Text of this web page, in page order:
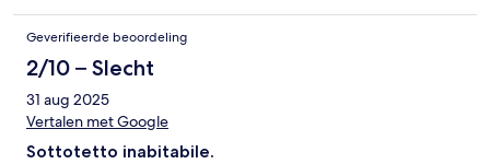
Geverifieerde beoordeling
2/10 – Slecht
31 aug 2025
Vertalen met Google
Sottotetto inabitabile.